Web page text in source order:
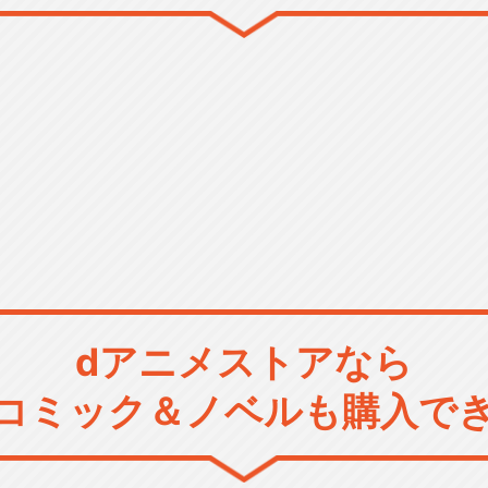
dアニメストアなら
ミック＆ノベルも購入で